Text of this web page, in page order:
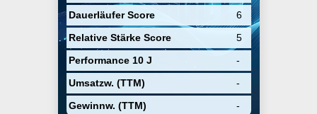
Dauerläufer Score
6
Relative Stärke Score
5
Performance 10 J
-
Umsatzw. (TTM)
-
Gewinnw. (TTM)
-
and is headquartered in Redwood
City, CA.